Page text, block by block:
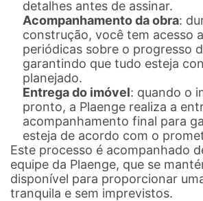
detalhes antes de assinar.
Acompanhamento da obra:
construção, você tem acesso
periódicas sobre o progresso
garantindo que tudo esteja
planejado.
Entrega do imóvel: quando o
pronto, a Plaenge realiza a
acompanhamento final para
esteja de acordo com o
Este processo é acompanhado
equipe da Plaenge, que se
disponível para proporcionar
tranquila e sem imprevistos.